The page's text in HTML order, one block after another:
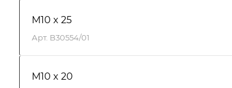
M10 x 25
Арт. B30554/01
M10 x 20